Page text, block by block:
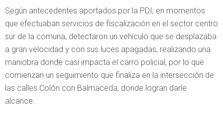
Según antecedentes aportados por la PDI, en momentos
que efectuaban servicios de fiscalización en el sector centro
sur de la comuna, detectaron un vehículo que se desplazaba
a gran velocidad y con sus luces apagadas, realizando una
maniobra donde casi impacta el carro policial, por lo que
comienzan un seguimiento que finaliza en la intersección de
las calles Colón con Balmaceda, donde logran darle
alcance.